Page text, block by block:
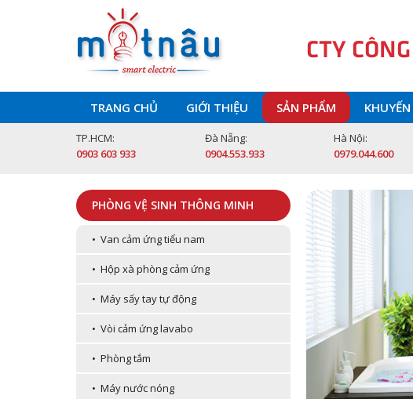
CTY
TRANG CHỦ GIỚI THIỆU SẢN PHẨM
TP.HCM:
0903 603 933
Đà Nẵng:
0904.553.933
Hà Nội:
0979.044.600
PHÒNG VỆ SINH THÔNG MINH
• Van cảm ứng tiểu nam
• Hộp xà phòng cảm ứng
• Máy sấy tay tự động
• Vòi cảm ứng lavabo
• Phòng tắm
• Máy nước nóng